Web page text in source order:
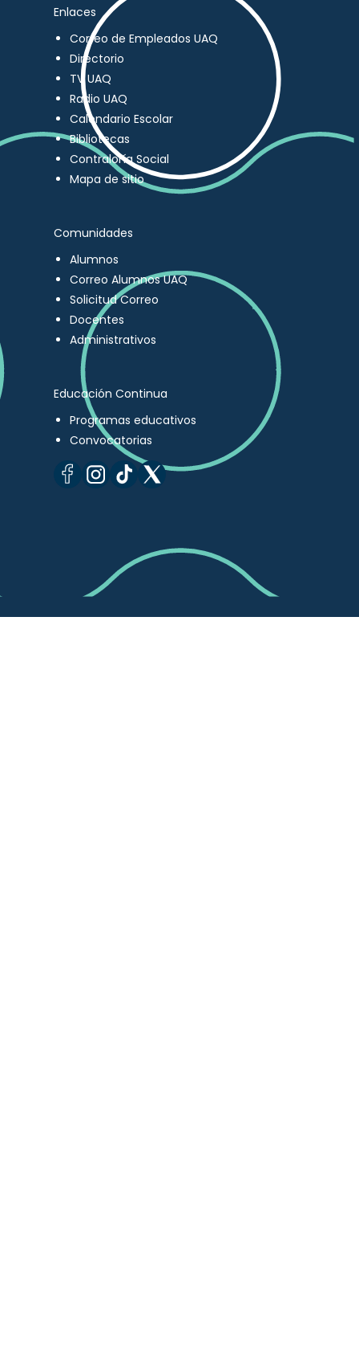
Enlaces
Correo de Empleados UAQ
Directorio
TV UAQ
Radio UAQ
Calendario Escolar
Bibliotecas
Contraloría Social
Mapa de sitio
Comunidades
Alumnos
Correo Alumnos UAQ
Solicitud Correo
Docentes
Administrativos
Educación Continua
Programas educativos
Convocatorias